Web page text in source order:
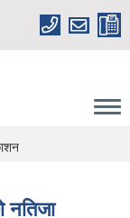
नतिजा